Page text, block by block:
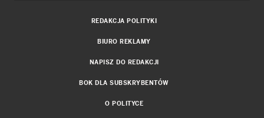
REDAKCJA POLITYKI
BIURO REKLAMY
NAPISZ DO REDAKCJI
BOK DLA SUBSKRYBENTÓW
O POLITYCE